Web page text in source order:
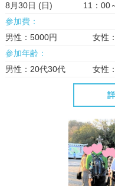
8月30日 (日) 11：00～
参加費：
男性：5000円 女性：
参加年齢：
男性：20代30代 女性：